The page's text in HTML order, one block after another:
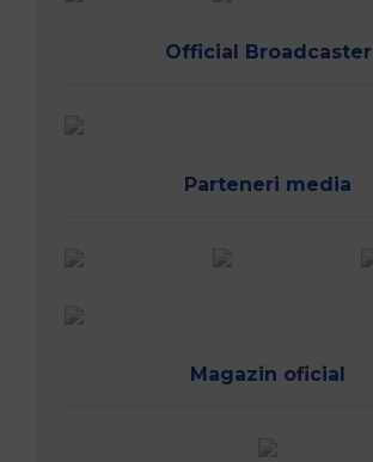
Official Broadcaster
Parteneri media
Magazin oficial